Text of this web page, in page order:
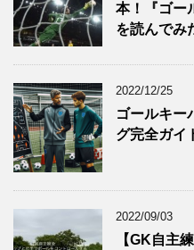
本！『ゴー
を読んでみ
2022/12/25
ゴールキー
グ完全ガイ
2022/09/03
【GK自主